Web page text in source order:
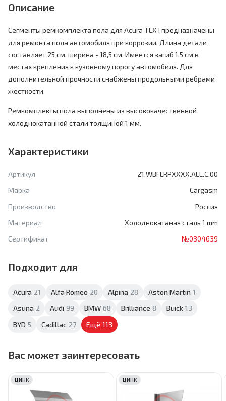
Описание
Сегменты ремкомплекта пола для Acura TLX I предназначены
для ремонта пола автомобиля при коррозии. Длина детали
составляет 25 см, ширина - 18,5 см. Имеется загиб 1,5 см в
местах крепления к кузовному порогу автомобиля. Для
дополнительной прочности снабжены продольными ребрами
жесткости.
Ремкомплекты пола выполнены из высококачественной
холоднокатанной стали толщиной 1 мм.
Характеристики
Артикул
21.WBFLRPXXXX.ALL.C.00
Марка
Cargasm
Производство
Россия
Материал
Холоднокатаная сталь 1 mm
Сертификат
№0304639
Подходит для
Acura 21 Alfa Romeo 20 Alpina 28 Aston Martin 1
Asuna 2 Audi 99 BMW 68 Brilliance 8 Buick 13
BYD 5 Cadillac 27 Ещё 113
Вас может заинтересовать
ЦИНК ЦИНК